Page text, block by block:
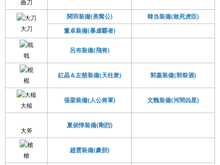
曲刀
大刀
関羽装備(美髯公)
韓当装備(敢死虎臣)
董卓装備(暴虐覇者)
戟
呂布装備(飛将)
棍
紅晶＆左慈装備(天柱衆) 郭嘉装備(郭祭酒)
大槌
張梁装備(人公将軍) 文醜装備(河間凶星)
大斧
夏侯惇装備(剛烈)
槍
趙雲装備(豪胆)